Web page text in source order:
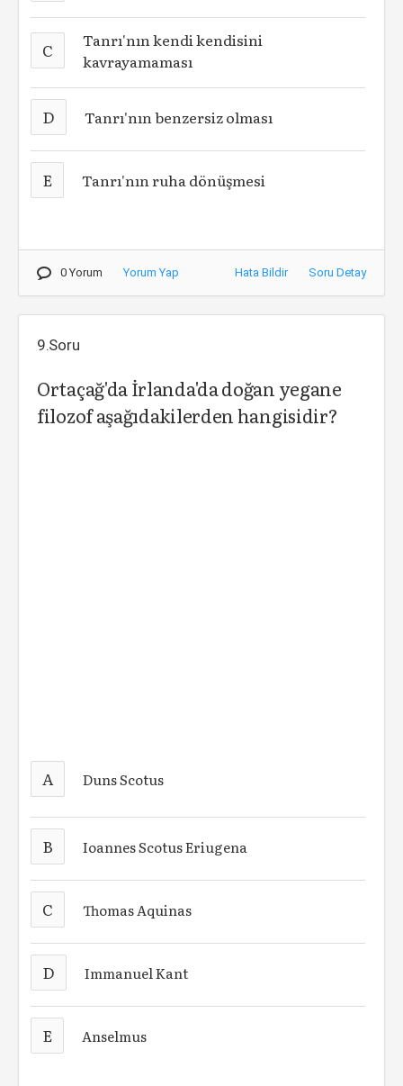
C
Tanrı'nın kendi kendisini
kavrayamaması
D Tanrı'nın benzersiz olması
E Tanrı'nın ruha dönüşmesi
0 Yorum Yorum Yap Hata Bildir Soru Detay
9.Soru
Ortaçağ'da İrlanda'da doğan yegane
filozof aşağıdakilerden hangisidir?
A Duns Scotus
B Ioannes Scotus Eriugena
C Thomas Aquinas
D Immanuel Kant
E Anselmus